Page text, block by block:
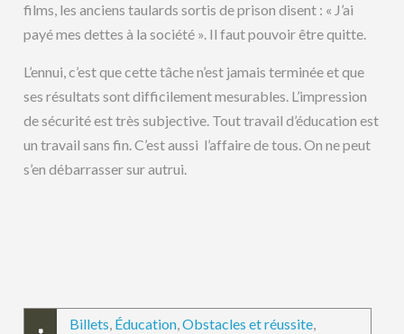
films, les anciens taulards sortis de prison disent : « J’ai
payé mes dettes à la société ». Il faut pouvoir être quitte.
L’ennui, c’est que cette tâche n’est jamais terminée et que
ses résultats sont difficilement mesurables. L’impression
de sécurité est très subjective. Tout travail d’éducation est
un travail sans fin. C’est aussi l’affaire de tous. On ne peut
s’en débarrasser sur autrui.
Billets, Éducation,Obstacles et réussite,